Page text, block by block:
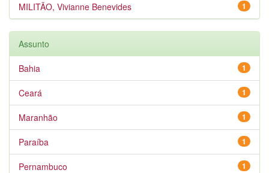
1
MILITÃO, Vivianne Benevides
Assunto
1
Bahia
1
Ceará
1
Maranhão
1
Paraíba
1
Pernambuco